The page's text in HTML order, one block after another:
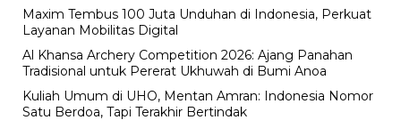
Maxim Tembus 100 Juta Unduhan di Indonesia, Perkuat
Layanan Mobilitas Digital
Al Khansa Archery Competition 2026: Ajang Panahan
Tradisional untuk Pererat Ukhuwah di Bumi Anoa
Kuliah Umum di UHO, Mentan Amran: Indonesia Nomor
Satu Berdoa, Tapi Terakhir Bertindak